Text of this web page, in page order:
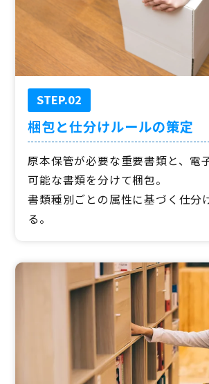
STEP.02
梱包と仕分けルールの策定
原本保管が必要な重要書類と、電
可能な書類を分けて梱包。
書類種別ごとの属性に基づく仕分
る。